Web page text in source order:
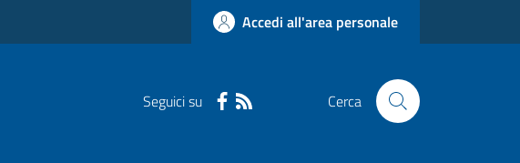
Accedi all'area personale
Seguici su Cerca